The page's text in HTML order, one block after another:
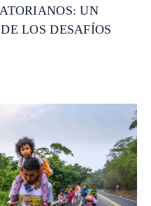
UN
LOS DESAFÍOS